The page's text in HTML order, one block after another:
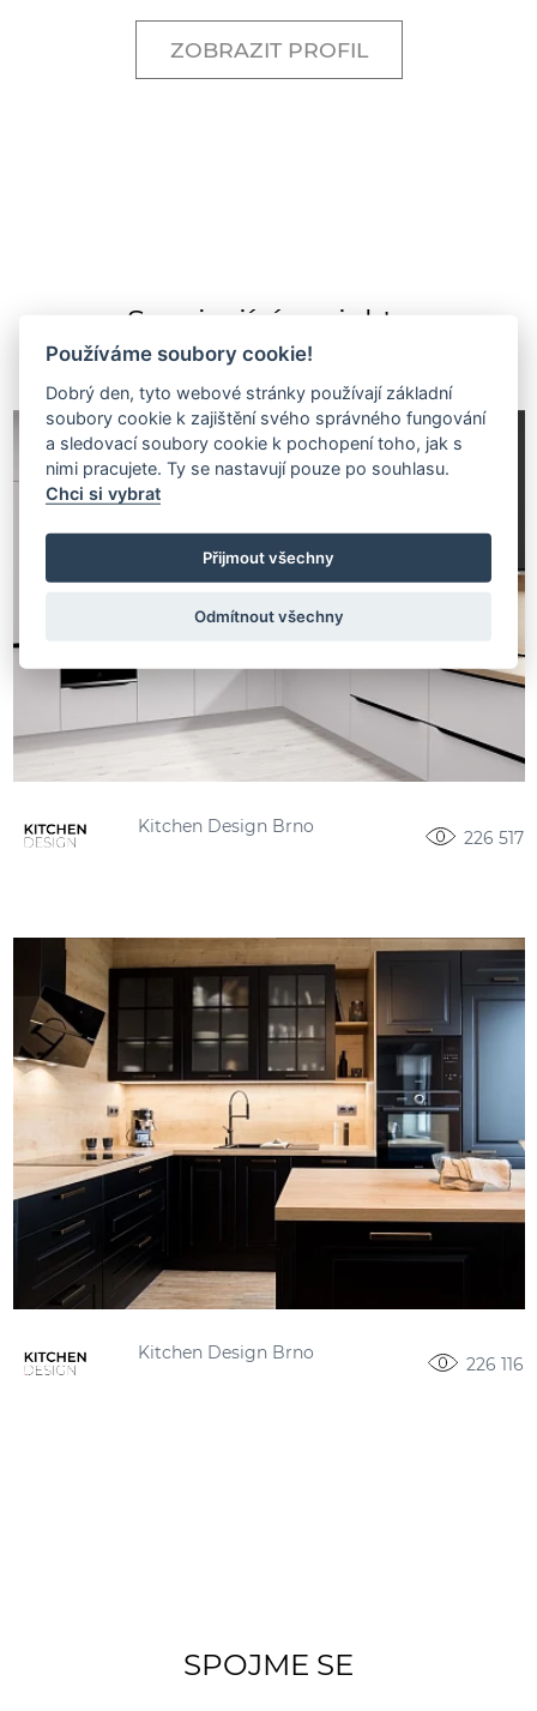
ZOBRAZIT PROFIL
Související projekty
Kitchen Design Brno
226 517
Kitchen Design Brno
226 116
SPOJME SE
Používáme soubory cookie!
Dobrý den, tyto webové stránky používají základní
soubory cookie k zajištění svého správného fungování
a sledovací soubory cookie k pochopení toho, jak s
nimi pracujete. Ty se nastavují pouze po souhlasu.
Chci si vybrat
Přijmout všechny
Odmítnout všechny